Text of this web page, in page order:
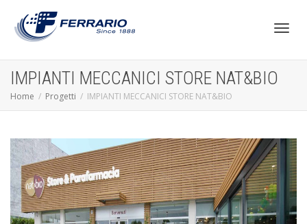
IMPIANTI MECCANICI STORE NAT&BIO
Home Progetti IMPIANTI MECCANICI STORE NAT&BIO